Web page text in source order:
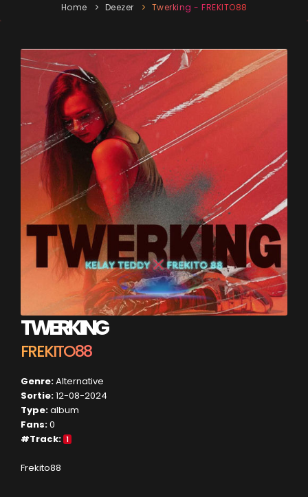
Home Deezer Twerking - FREKITO88
TWERKING
FREKITO88
Genre:Alternative
Sortie:12-08-2024
Type:album
Fans:0
#Track: 1
Frekito88